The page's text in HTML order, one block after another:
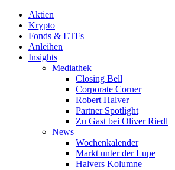
Aktien
Krypto
Fonds & ETFs
Anleihen
Insights
Mediathek
Closing Bell
Corporate Corner
Robert Halver
Partner Spotlight
Zu Gast bei Oliver Riedl
News
Wochenkalender
Markt unter der Lupe
Halvers Kolumne